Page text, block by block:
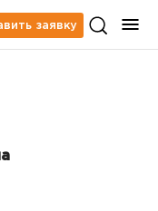
заявку